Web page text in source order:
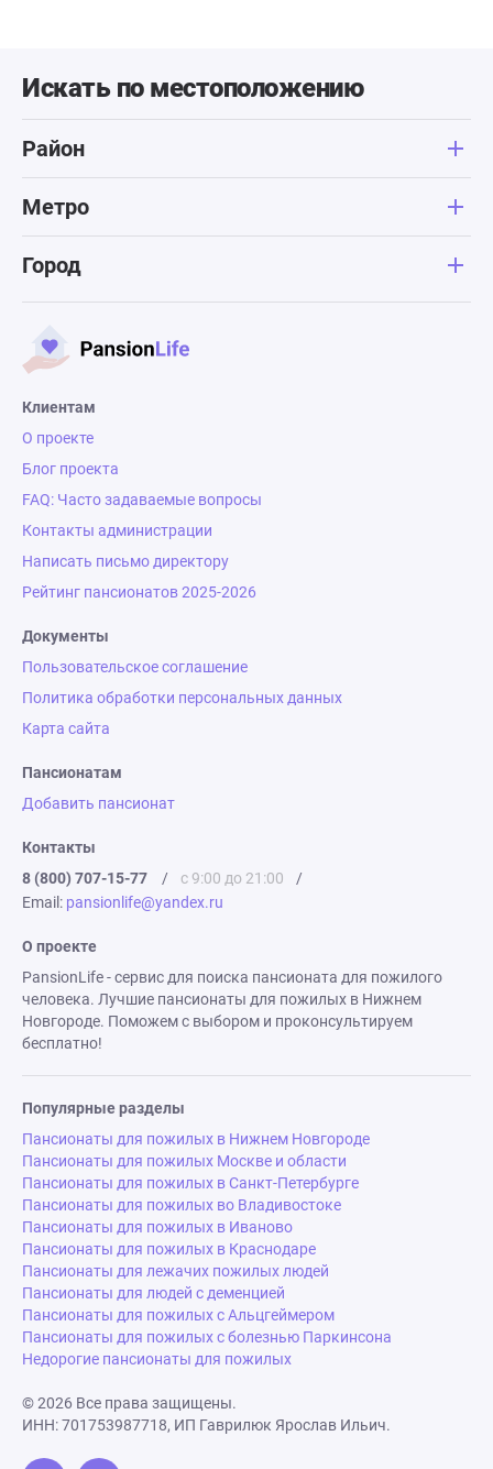
Искать по местоположению
Район
Метро
Город
Клиентам
О проекте
Блог проекта
FAQ: Часто задаваемые вопросы
Контакты администрации
Написать письмо директору
Рейтинг пансионатов 2025-2026
Документы
Пользовательское соглашение
Политика обработки персональных данных
Карта сайта
Пансионатам
Добавить пансионат
Контакты
8 (800) 707-15-77
/ с 9:00 до 21:00
/
Email: pansionlife@yandex.ru
О проекте
PansionLife - сервис для поиска пансионата для пожилого
человека. Лучшие пансионаты для пожилых в Нижнем
Новгороде. Поможем с выбором и проконсультируем
бесплатно!
Популярные разделы
Пансионаты для пожилых в Нижнем Новгороде
Пансионаты для пожилых Москве и области
Пансионаты для пожилых в Санкт-Петербурге
Пансионаты для пожилых во Владивостоке
Пансионаты для пожилых в Иваново
Пансионаты для пожилых в Краснодаре
Пансионаты для лежачих пожилых людей
Пансионаты для людей с деменцией
Пансионаты для пожилых с Альцгеймером
Пансионаты для пожилых с болезнью Паркинсона
Недорогие пансионаты для пожилых
© 2026 Все права защищены.
ИНН: 701753987718, ИП Гаврилюк Ярослав Ильич.